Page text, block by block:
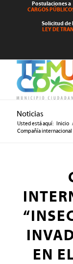
Postulaciones a
CARGOS
Solicitud de
LEY DE
Noticias
Usted está aquí: Inicio
Compañía internacional
EN